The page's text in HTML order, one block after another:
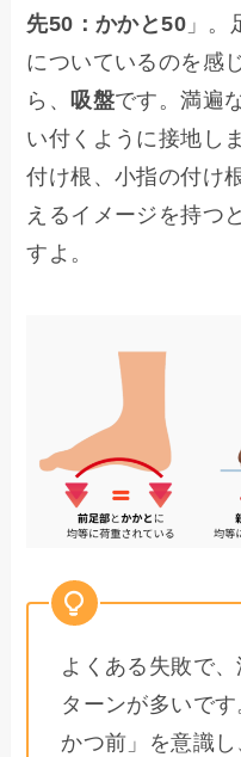
先50：かかと50 」。
についているのを感
ら、吸盤です。満遍
い付くように接地し
付け根、小指の付け
えるイメージを持つ
すよ。
よくある失敗で
ターンが多いです
かつ前」を意識